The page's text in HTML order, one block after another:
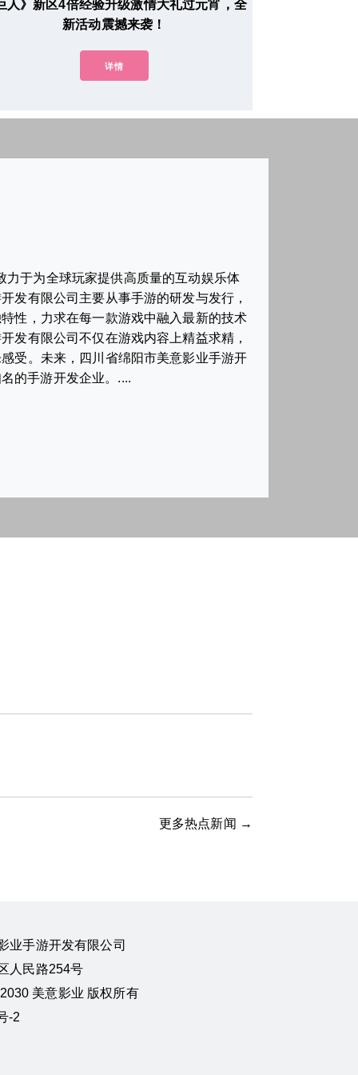
人》新区4倍经验升级激情大礼过元宵，全
新活动震撼来袭！
详情
于为全球玩家提供高质量的互动娱乐体
发有限公司主要从事手游的研发与发行，
性，力求在每一款游戏中融入最新的技术
发有限公司不仅在游戏内容上精益求精，
受。未来，四川省绵阳市美意影业手游开
的手游开发企业。....
更多热点新闻 →
业手游开发有限公司
人民路254号
美意影业 版权所有
-2